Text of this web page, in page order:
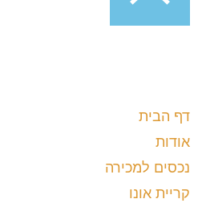
דף הבית
אודות
נכסים למכירה
קריית אונו